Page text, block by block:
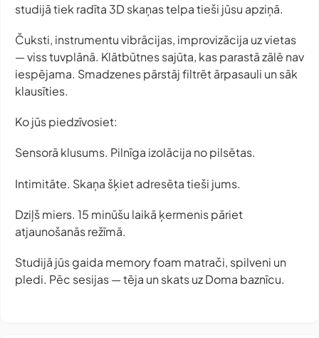
studijā tiek radīta 3D skaņas telpa tieši jūsu apziņā.
Čuksti, instrumentu vibrācijas, improvizācija uz vietas
— viss tuvplānā. Klātbūtnes sajūta, kas parastā zālē nav
iespējama. Smadzenes pārstāj filtrēt ārpasauli un sāk
klausīties.
Ko jūs piedzīvosiet:
Sensorā klusums. Pilnīga izolācija no pilsētas.
Intimitāte. Skaņa šķiet adresēta tieši jums.
Dziļš miers. 15 minūšu laikā ķermenis pāriet
atjaunošanās režīmā.
Studijā jūs gaida memory foam matrači, spilveni un
pledi. Pēc sesijas — tēja un skats uz Doma baznīcu.